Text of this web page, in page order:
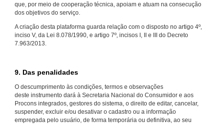
que, por meio de cooperação técnica, apoiam e atuam na consecução
dos objetivos do serviço.
A criação desta plataforma guarda relação com o disposto no artigo 4º,
inciso V, da Lei 8.078/1990, e artigo 7º, incisos I, II e III do Decreto
7.963/2013.
9. Das penalidades
O descumprimento às condições, termos e observações
deste instrumento dará à Secretaria Nacional do Consumidor e aos
Procons integrados, gestores do sistema, o direito de editar, cancelar,
suspender, excluir e/ou desativar o cadastro ou a informação
empregada pelo usuário, de forma temporária ou definitiva, ao seu